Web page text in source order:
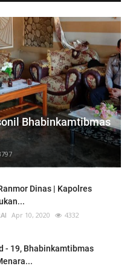
Bhabinkamtibmas
Dinas | Kapolres
Apr 10, 2020 4332
- 19, Bhabinkamtibmas